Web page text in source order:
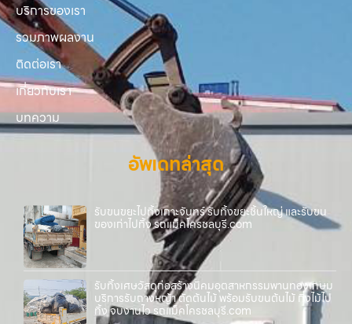
บริการของเรา
รวมภาพผลงาน
ติดต่อเรา
เกี่ยวกับเรา
บทความ
อัพเดทล่าสุด
รับขนขยะไปทิ้งเกาะจันทร์ รับทิ้งขยะชิ้นใหญ่ และรับขน
ของเก่าไปทิ้ง รถแม็คโครชลบุรี.com
รับทิ้งเศษวัสดุก่อสร้างนิคมอุตสาหกรรมพานทองเกษม
บริการรับถางหญ้า ตัดต้นไม้ พร้อมรับขนต้นไม้ กิ่งไม้ไป
ทิ้ง จบงานไว รถแม็คโครชลบุรี.com